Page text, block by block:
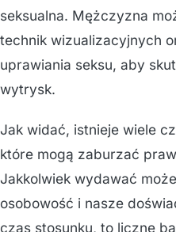
seksualna. Mężczyzna
technik wizualizacyjnych
uprawiania seksu, aby
wytrysk.
Jak widać, istnieje wiele
które mogą zaburzać
Jakkolwiek wydawać
osobowość i nasze
czas stosunku, to liczne